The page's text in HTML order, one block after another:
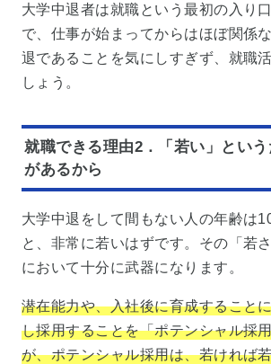
大学中退者は就職という最初の入り
で、仕事が始まってからはほぼ関係
退であることを気にしすぎず、就職
しょう。
就職できる理由2．「若い」とい
があるから
大学中退をして間もない人の年齢は
と、非常に若いはずです。その「若
において十分に武器になります。
潜在能力や、入社後に育成すること
し採用することを「ポテンシャル採
が、ポテンシャル採用は、若ければ